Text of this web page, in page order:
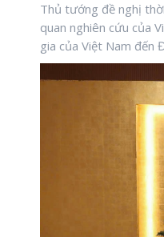
Thủ tướng đề nghị
quan nghiên cứu của
gia của Việt Nam đến